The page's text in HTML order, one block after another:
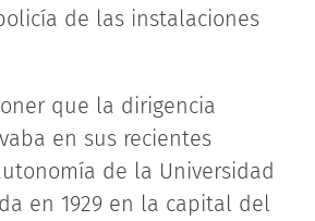
de las instalaciones
que la dirigencia
en sus recientes
de la Universidad
en 1929 en la capital del